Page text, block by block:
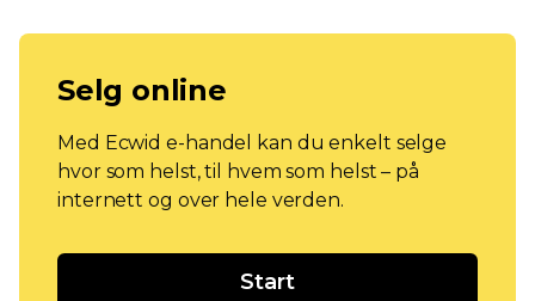
Selg online
Med Ecwid e-handel kan du enkelt selge
hvor som helst, til hvem som helst – på
internett og over hele verden.
Start